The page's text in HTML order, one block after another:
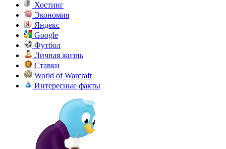
Хостинг
Экономия
Яндекс
Google
Футбол
Личная жизнь
Ставки
World of Warcraft
Интересные факты